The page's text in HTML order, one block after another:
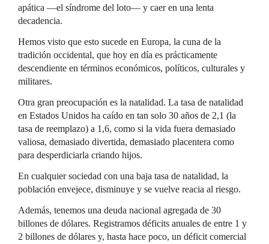
apática —el síndrome del loto— y caer en una lenta
decadencia.
Hemos visto que esto sucede en Europa, la cuna de la
tradición occidental, que hoy en día es prácticamente
descendiente en términos económicos, políticos, culturales y
militares.
Otra gran preocupación es la natalidad. La tasa de natalidad
en Estados Unidos ha caído en tan solo 30 años de 2,1 (la
tasa de reemplazo) a 1,6, como si la vida fuera demasiado
valiosa, demasiado divertida, demasiado placentera como
para desperdiciarla criando hijos.
En cualquier sociedad con una baja tasa de natalidad, la
población envejece, disminuye y se vuelve reacia al riesgo.
Además, tenemos una deuda nacional agregada de 30
billones de dólares. Registramos déficits anuales de entre 1 y
2 billones de dólares y, hasta hace poco, un déficit comercial